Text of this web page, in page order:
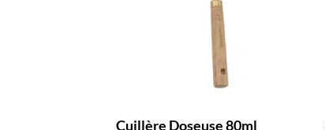
Cuillère Doseuse 80ml